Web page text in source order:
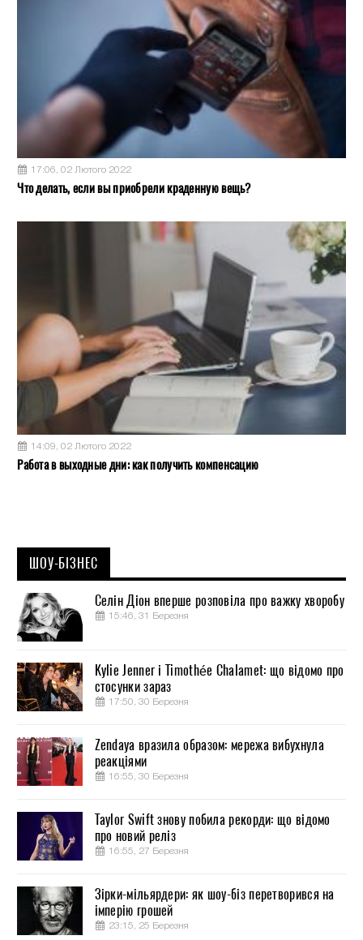
17:06, 02 Лютого 2022
Что делать, если вы приобрели краденную вещь?
14:09, 02 Лютого 2022
Работа в выходные дни: как получить компенсацию
ШОУ-БІЗНЕС
Селін Діон вперше розповіла про важку хворобу
15:46, 31 Березня
Kylie Jenner і Timothée Chalamet: що відомо про
стосунки зараз
17:50, 30 Березня
Zendaya вразила образом: мережа вибухнула
реакціями
16:55, 30 Березня
Taylor Swift знову побила рекорди: що відомо
про новий реліз
16:55, 27 Березня
Зірки-мільярдери: як шоу-біз перетворився на
імперію грошей
23:15, 25 Березня